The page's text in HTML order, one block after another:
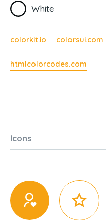
White
colorkit.io colorsui.com
htmlcolorcodes.com
Icons